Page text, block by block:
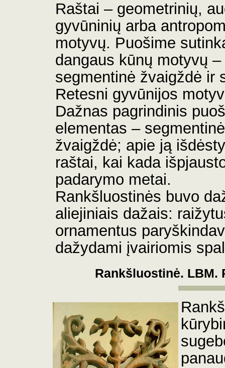
Raštai – geometrinių,
gyvūninių arba
motyvų. Puošime
dangaus kūnų motyvų –
segmentinė žvaigždė ir
Retesni gyvūnijos
Dažnas pagrindinis
elementas – segmentinė
žvaigždė; apie ją
raštai, kai kada
padarymo metai.
Rankšluostinės buvo
aliejiniais dažais:
ornamentus
dažydami įvairiomis
Rankšluostinė. LBM.